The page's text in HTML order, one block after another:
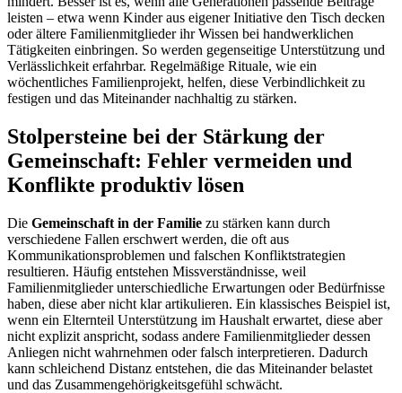
leisten – etwa wenn Kinder aus eigener Initiative den Tisch decken
oder ältere Familienmitglieder ihr Wissen bei handwerklichen
Tätigkeiten einbringen. So werden gegenseitige Unterstützung und
Verlässlichkeit erfahrbar. Regelmäßige Rituale, wie ein
wöchentliches Familienprojekt, helfen, diese Verbindlichkeit zu
festigen und das Miteinander nachhaltig zu stärken.
Stolpersteine bei der Stärkung der
Gemeinschaft: Fehler vermeiden und
Konflikte produktiv lösen
Die Gemeinschaft in der Familie zu stärken kann durch
verschiedene Fallen erschwert werden, die oft aus
Kommunikationsproblemen und falschen Konfliktstrategien
resultieren. Häufig entstehen Missverständnisse, weil
Familienmitglieder unterschiedliche Erwartungen oder Bedürfnisse
haben, diese aber nicht klar artikulieren. Ein klassisches Beispiel ist,
wenn ein Elternteil Unterstützung im Haushalt erwartet, diese aber
nicht explizit anspricht, sodass andere Familienmitglieder dessen
Anliegen nicht wahrnehmen oder falsch interpretieren. Dadurch
kann schleichend Distanz entstehen, die das Miteinander belastet
und das Zusammengehörigkeitsgefühl schwächt.